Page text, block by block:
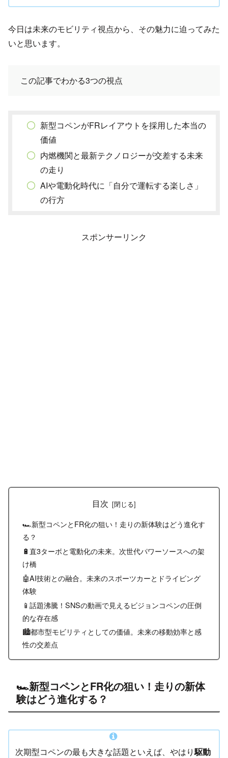
今日は未来のモビリティ視点から、その魅力に迫ってみた
いと思います。
この記事でわかる3つの視点
新型コペンがFRレイアウトを採用した本当の
価値
内燃機関と最新テクノロジーが交差する未来
の走り
AIや電動化時代に「自分で運転する楽しさ」
の行方
スポンサーリンク
目次
🏎️新型コペンとFR化の狙い！走りの新体験はどう進化す
る？
🔋直3ターボと電動化の未来。次世代パワーソースへの架
け橋
🤖AI技術との融合。未来のスポーツカーとドライビング
体験
📱話題沸騰！SNSの動画で見えるビジョンコペンの圧倒
的な存在感
🏙️都市型モビリティとしての価値。未来の移動効率と感
性の交差点
🏎️新型コペンとFR化の狙い！走りの新体
験はどう進化する？
次期型コペンの最も大きな話題といえば、やはり駆動